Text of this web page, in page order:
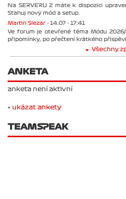
Na SERVERU 2 máte k dispozici
Stahuj nový mód a setup.
Martin Slezar - 14.07 - 17:41
Ve forum je otevřené téma Módu
připomínky, po přečtení krátkého
Všechny
ANKETA
anketa není aktivní
• ukázat ankety
TEAMSPEAK